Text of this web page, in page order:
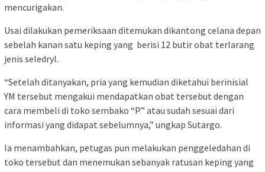
mencurigakan.
Usai dilakukan pemeriksaan ditemukan dikantong celana depan
sebelah kanan satu keping yang berisi 12 butir obat terlarang
jenis seledryl.
“Setelah ditanyakan, pria yang kemudian diketahui berinisial
YM tersebut mengakui mendapatkan obat tersebut dengan
cara membeli di toko sembako “P” atau sudah sesuai dari
informasi yang didapat sebelumnya,” ungkap Sutargo.
Ia menambahkan, petugas pun melakukan penggeledahan di
toko tersebut dan menemukan sebanyak ratusan keping yang